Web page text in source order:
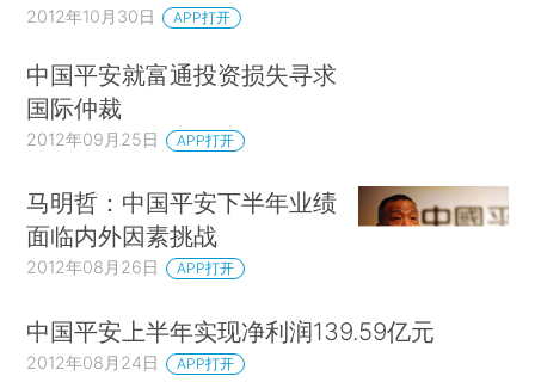
2012年10月30日 APP打开
中国平安就富通投资损失寻求
国际仲裁
2012年09月25日 APP打开
马明哲：中国平安下半年业绩
面临内外因素挑战
2012年08月26日 APP打开
中国平安上半年实现净利润139.59亿元
2012年08月24日 APP打开